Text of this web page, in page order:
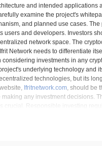
and intended
examine the project's
and planned use cases.
users and developers. Investors
network space. The
Network needs to differentiate
investments in any
underlying technology and
technologies, but its
Ifritnetwork.com, should be
any investment decisions.
crucial. Responsible investing
platform. The available